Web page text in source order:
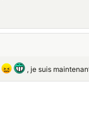
, je suis